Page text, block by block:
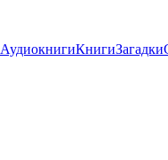
АудиокнигиКнигиЗагадки